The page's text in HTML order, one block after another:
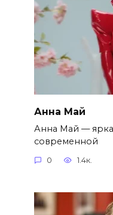
Анна Май
Анна Май —
современной
0 1.4к.